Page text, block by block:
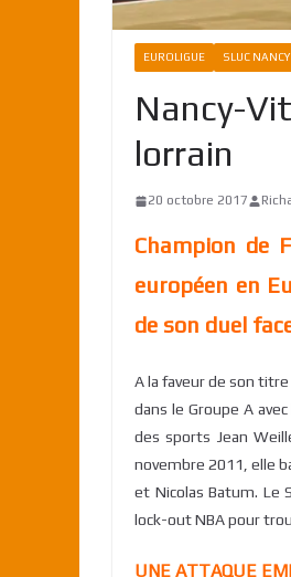
EUROLIGUE SLUC NANCY
Nancy-
lorrain
20 octobre 2017
Champion de
européen en
de son duel
A la faveur de son
dans le Groupe A
des sports Jean
novembre 2011, elle
et Nicolas Batum. Le
lock-out NBA pour
UNE ATTAQUE